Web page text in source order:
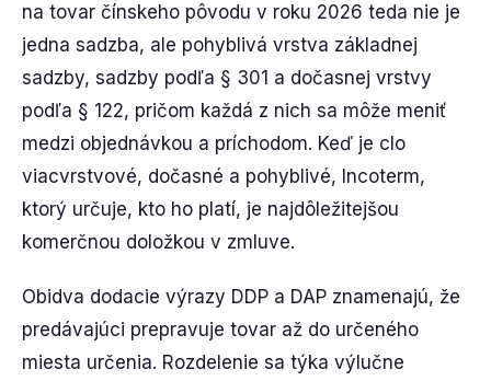
na tovar čínskeho pôvodu v roku 2026 teda nie je
jedna sadzba, ale pohyblivá vrstva základnej
sadzby, sadzby podľa § 301 a dočasnej vrstvy
podľa § 122, pričom každá z nich sa môže meniť
medzi objednávkou a príchodom. Keď je clo
viacvrstvové, dočasné a pohyblivé, Incoterm,
ktorý určuje, kto ho platí, je najdôležitejšou
komerčnou doložkou v zmluve.
Obidva dodacie výrazy DDP a DAP znamenajú, že
predávajúci prepravuje tovar až do určeného
miesta určenia. Rozdelenie sa týka výlučne